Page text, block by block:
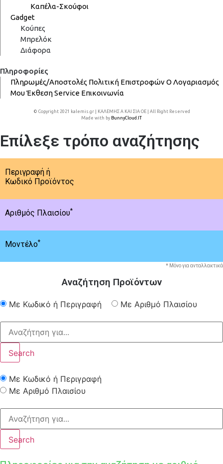
Καπέλα-Σκούφοι
Gadget
Κούπες
Μπρελόκ
Διάφορα
Πληροφορίες
Πληρωμές/Αποστολές Πολιτική ΕπιστροφώνΟ Λογαριασμός
ΜουΈκθεσηService Επικοινωνία
© Copyright 2021 kalemis.gr | ΚΑΛΕΜΗΣ Α ΚΑΙ ΣΙΑ ΟΕ | All Right Reserved
Made with by BunnyCloud.IT
Επίλεξε τρόπο αναζήτησης
Περιγραφή ή
Κωδικό Προϊόντος
Αριθμός Πλαισίου*
Μοντέλο*
* Μόνο για ανταλλακτικά
Αναζήτηση Προϊόντων
Με Κωδικό ή Περιγραφή Με Αριθμό Πλαισίου
Search
Με Κωδικό ή Περιγραφή
Με Αριθμό Πλαισίου
Search